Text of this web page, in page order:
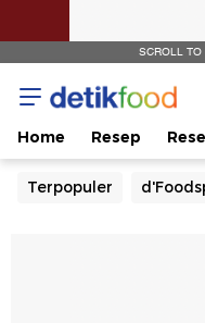
SCROLL TO
Home Resep
Terpopuler